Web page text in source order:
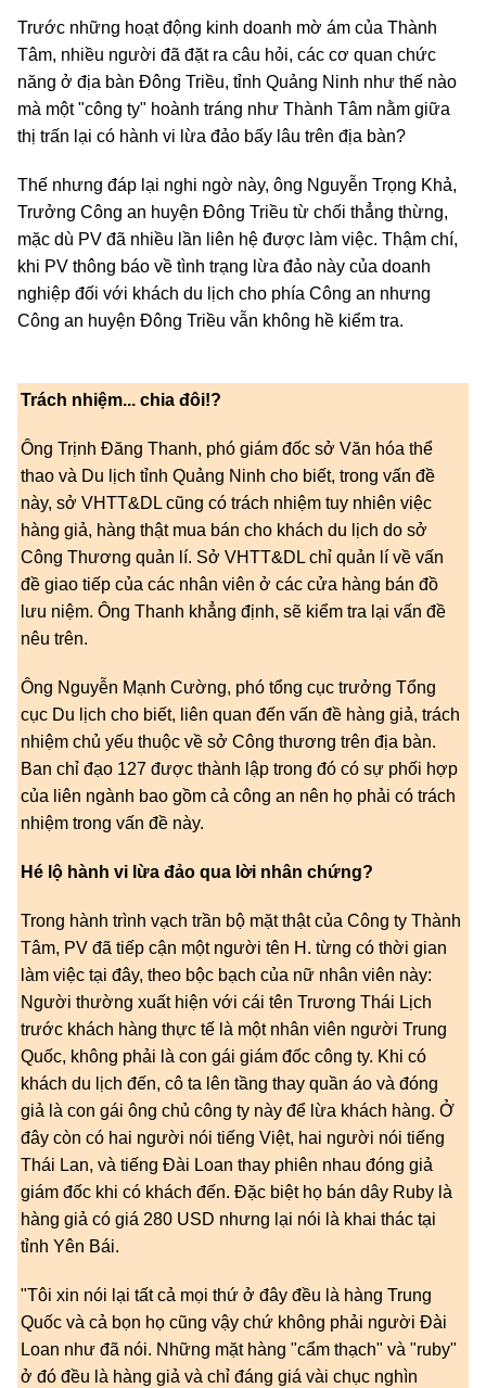
Trước những hoạt động kinh doanh mờ ám của Thành
Tâm, nhiều người đã đặt ra câu hỏi, các cơ quan chức
năng ở địa bàn Đông Triều, tỉnh Quảng Ninh như thế nào
mà một "công ty" hoành tráng như Thành Tâm nằm giữa
thị trấn lại có hành vi lừa đảo bấy lâu trên địa bàn?
Thế nhưng đáp lại nghi ngờ này, ông Nguyễn Trọng Khả,
Trưởng Công an huyện Đông Triều từ chối thẳng thừng,
mặc dù PV đã nhiều lần liên hệ được làm việc. Thậm chí,
khi PV thông báo về tình trạng lừa đảo này của doanh
nghiệp đối với khách du lịch cho phía Công an nhưng
Công an huyện Đông Triều vẫn không hề kiểm tra.
Trách nhiệm... chia đôi!?
Ông Trịnh Đăng Thanh, phó giám đốc sở Văn hóa thể
thao và Du lịch tỉnh Quảng Ninh cho biết, trong vấn đề
này, sở VHTT&DL cũng có trách nhiệm tuy nhiên việc
hàng giả, hàng thật mua bán cho khách du lịch do sở
Công Thương quản lí. Sở VHTT&DL chỉ quản lí về vấn
đề giao tiếp của các nhân viên ở các cửa hàng bán đồ
lưu niệm. Ông Thanh khẳng định, sẽ kiểm tra lại vấn đề
nêu trên.
Ông Nguyễn Mạnh Cường, phó tổng cục trưởng Tổng
cục Du lịch cho biết, liên quan đến vấn đề hàng giả, trách
nhiệm chủ yếu thuộc về sở Công thương trên địa bàn.
Ban chỉ đạo 127 được thành lập trong đó có sự phối hợp
của liên ngành bao gồm cả công an nên họ phải có trách
nhiệm trong vấn đề này.
Hé lộ hành vi lừa đảo qua lời nhân chứng?
Trong hành trình vạch trần bộ mặt thật của Công ty Thành
Tâm, PV đã tiếp cận một người tên H. từng có thời gian
làm việc tại đây, theo bộc bạch của nữ nhân viên này:
Người thường xuất hiện với cái tên Trương Thái Lịch
trước khách hàng thực tế là một nhân viên người Trung
Quốc, không phải là con gái giám đốc công ty. Khi có
khách du lịch đến, cô ta lên tầng thay quần áo và đóng
giả là con gái ông chủ công ty này để lừa khách hàng. Ở
đây còn có hai người nói tiếng Việt, hai người nói tiếng
Thái Lan, và tiếng Đài Loan thay phiên nhau đóng giả
giám đốc khi có khách đến. Đặc biệt họ bán dây Ruby là
hàng giả có giá 280 USD nhưng lại nói là khai thác tại
tỉnh Yên Bái.
"Tôi xin nói lại tất cả mọi thứ ở đây đều là hàng Trung
Quốc và cả bọn họ cũng vậy chứ không phải người Đài
Loan như đã nói. Những mặt hàng "cẩm thạch" và "ruby"
ở đó đều là hàng giả và chỉ đáng giá vài chục nghìn